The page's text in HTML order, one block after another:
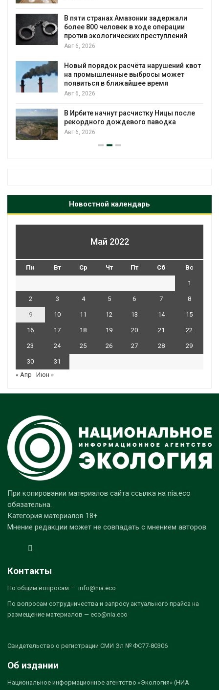
В пяти странах Амазонии задержали
более 800 человек в ходе операции
против экологических преступлений
Авг 6, 2026
Новый порядок расчёта нарушений квот
на промышленные выбросы может
появиться в ближайшее время
Авг 6, 2026
В Ирбите начнут расчистку Ницы после
рекордного дождевого паводка
Авг 6, 2026
Новостной календарь
Май 2022
Пн Вт Ср Чт Пт Сб Вс
1
2 3 4 5 6 7 8
9 10 11 12 13 14 15
16 17 18 19 20 21 22
23 24 25 26 27 28 29
30
31
« Апр
Июн »
При копировании материалов сайта ссылка на nia.eco
обязательна.
Категория материалов 18+
Мнение редакции может не совпадать с мнением авторов.
Контакты
По общим вопросам — info@nia.eco
По вопросам сотрудничества и запросу актуального прайса на
размещение материалов — eco@nia.eco
Свидетельство о регистрации СМИ Эл № ФС77-80306
Об издании
Национальное информационное агентство «Экология» (НИА